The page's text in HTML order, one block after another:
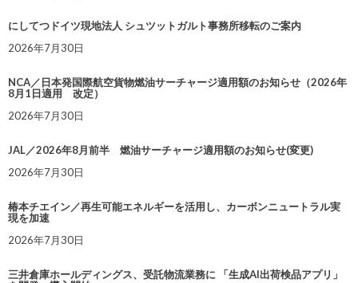
にしてつドイツ現地法人 シュツットガルト事務所移転のご案内
2026年7月30日
NCA／日本発国際航空貨物燃油サーチャージ適用額のお知らせ（2026年
8月1日適用 改定）
2026年7月30日
JAL／2026年8月前半 燃油サーチャージ適用額のお知らせ(変更)
2026年7月30日
椿本チエイン／再生可能エネルギーを活用し、カーボンニュートラル実
現を加速
2026年7月30日
三井倉庫ホールディングス、受託物流業務に 「生成AI出荷検品アプリ」